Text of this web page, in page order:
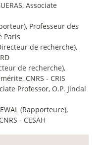
Associate
Professeur des
Paris
de recherche),
de recherche),
CNRS - CRIS
Professor, O.P. Jindal
(Rapporteure),
- CESAH